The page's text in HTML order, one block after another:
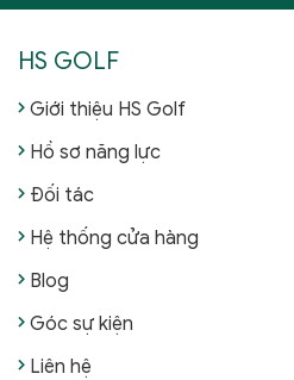
HS GOLF
Giới thiệu HS Golf
Hồ sơ năng lực
Đối tác
Hệ thống cửa hàng
Blog
Góc sự kiện
Liên hệ